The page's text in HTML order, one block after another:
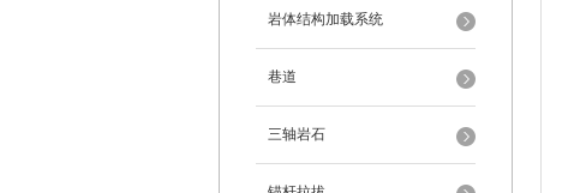
岩体结构加载系统
巷道
三轴岩石